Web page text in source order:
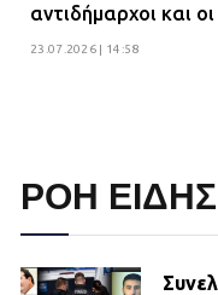
αντιδήμαρχοι και
23.07.2026 | 14:58
ΡΟΗ